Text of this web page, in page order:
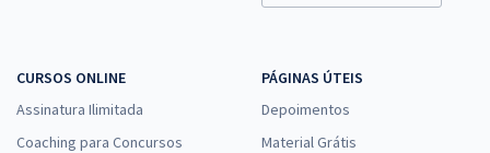
CURSOS ONLINE
Assinatura Ilimitada
Coaching para Concursos
PÁGINAS ÚTEIS
Depoimentos
Material Grátis